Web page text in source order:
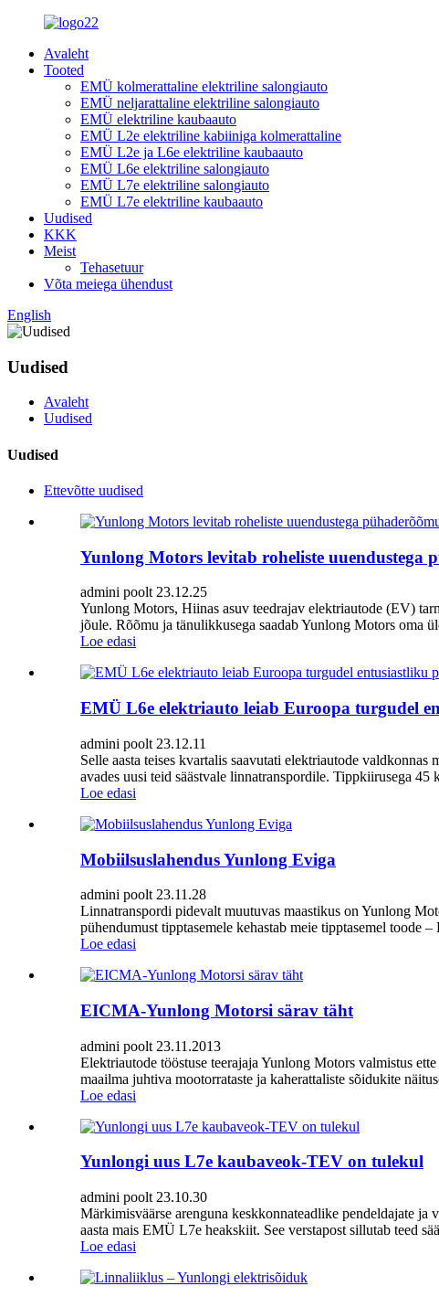
Avaleht
Tooted
EMÜ kolmerattaline elektriline salongiauto
EMÜ neljarattaline elektriline salongiauto
EMÜ elektriline kaubaauto
EMÜ L2e elektriline kabiiniga kolmerattaline
EMÜ L2e ja L6e elektriline kaubaauto
EMÜ L6e elektriline salongiauto
EMÜ L7e elektriline salongiauto
EMÜ L7e elektriline kaubaauto
Uudised
KKK
Meist
Tehasetuur
Võta meiega ühendust
English
Uudised
Avaleht
Uudised
Uudised
Ettevõtte uudised
Yunlong Motors levitab roheliste uuendustega
admini poolt 23.12.25
Yunlong Motors, Hiinas asuv teedrajav elektriautode (EV)
jõule. Rõõmu ja tänulikkusega saadab Yunlong Motors oma
Loe edasi
EMÜ L6e elektriauto leiab Euroopa turgudel
admini poolt 23.12.11
Selle aasta teises kvartalis saavutati elektriautode
avades uusi teid säästvale linnatranspordile. Tippkiirusega 45
Loe edasi
Mobiilsuslahendus Yunlong Eviga
admini poolt 23.11.28
Linnatranspordi pidevalt muutuvas maastikus on Yunlong
pühendumust tipptasemele kehastab meie tipptasemel toode
Loe edasi
EICMA-Yunlong Motorsi särav täht
admini poolt 23.11.2013
Elektriautode tööstuse teerajaja Yunlong Motors valmistus
maailma juhtiva mootorrataste ja kaherattaliste sõidukite
Loe edasi
Yunlongi uus L7e kaubaveok-TEV on tulekul
admini poolt 23.10.30
Märkimisväärse arenguna keskkonnateadlike pendeldajate
aasta mais EMÜ L7e heakskiit. See verstapost sillutab teed
Loe edasi